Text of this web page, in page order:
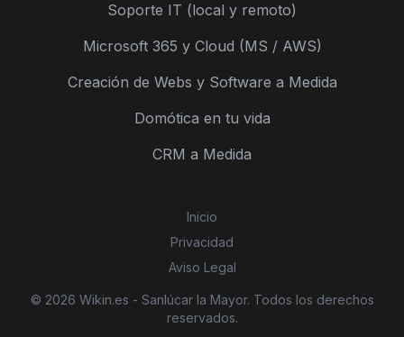
Soporte IT (local y remoto)
Microsoft 365 y Cloud (MS / AWS)
Creación de Webs y Software a Medida
Domótica en tu vida
CRM a Medida
Inicio
Privacidad
Aviso Legal
© 2026 Wikin.es - Sanlúcar la Mayor. Todos los derechos
reservados.